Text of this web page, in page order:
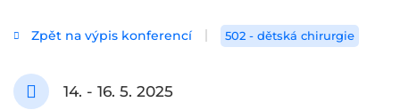
Zpět na výpis konferencí 502 - dětská chirurgie
14. - 16. 5. 2025